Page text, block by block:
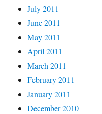
July 2011
June 2011
May 2011
April 2011
March 2011
February 2011
January 2011
December 2010